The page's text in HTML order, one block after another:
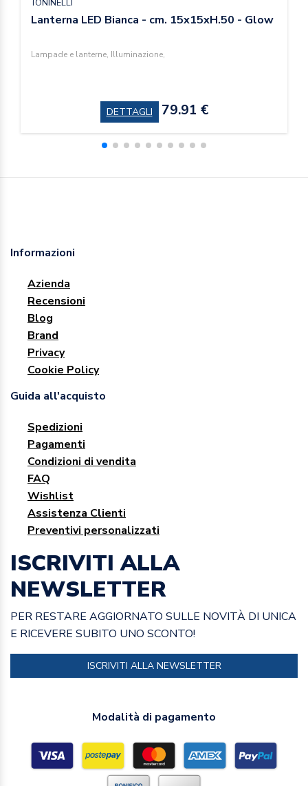
Lanterna LED Bianca - cm. 15x15xH.50 - Glow
Lampade e lanterne, Illuminazione,
DETTAGLI 79.91 €
Informazioni
Azienda
Recensioni
Blog
Brand
Privacy
Cookie Policy
Guida all'acquisto
Spedizioni
Pagamenti
Condizioni di vendita
FAQ
Wishlist
Assistenza Clienti
Preventivi personalizzati
ISCRIVITI ALLA
NEWSLETTER
PER RESTARE AGGIORNATO SULLE NOVITÀ DI UNICA
E RICEVERE SUBITO UNO SCONTO!
ISCRIVITI ALLA NEWSLETTER
Modalità di pagamento